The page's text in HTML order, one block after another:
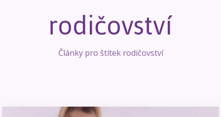
rodičovství
Články pro štítek rodičovství